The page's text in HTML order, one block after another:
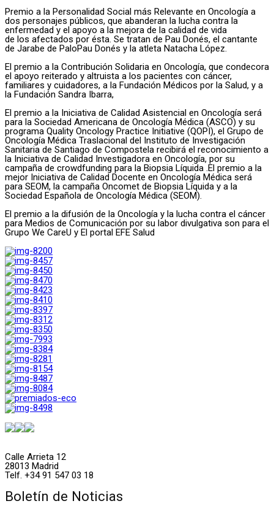
Premio a la Personalidad Social más Relevante en Oncología a
dos personajes públicos, que abanderan la lucha contra la
enfermedad y el apoyo a la mejora de la calidad de vida
de los afectados por ésta. Se tratan de Pau Donés, el cantante
de Jarabe de PaloPau Donés y la atleta Natacha López.
El premio a la Contribución Solidaria en Oncología, que condecora
el apoyo reiterado y altruista a los pacientes con cáncer,
familiares y cuidadores, a la Fundación Médicos por la Salud, y a
la Fundación Sandra Ibarra,
El premio a la Iniciativa de Calidad Asistencial en Oncología será
para la Sociedad Americana de Oncología Médica (ASCO) y su
programa Quality Oncology Practice Initiative (QOPI), el Grupo de
Oncología Médica Traslacional del Instituto de Investigación
Sanitaria de Santiago de Compostela recibirá el reconocimiento a
la Iniciativa de Calidad Investigadora en Oncología, por su
campaña de crowdfunding para la Biopsia Líquida .El premio a la
mejor Iniciativa de Calidad Docente en Oncología Médica será
para SEOM, la campaña Oncomet de Biopsia Líquida y a la
Sociedad Española de Oncología Médica (SEOM).
El premio a la difusión de la Oncología y la lucha contra el cáncer
para Medios de Comunicación por su labor divulgativa son para el
Grupo We CareU y El portal EFE Salud
Calle Arrieta 12
28013 Madrid
Telf. +34 91 547 03 18
Boletín de Noticias